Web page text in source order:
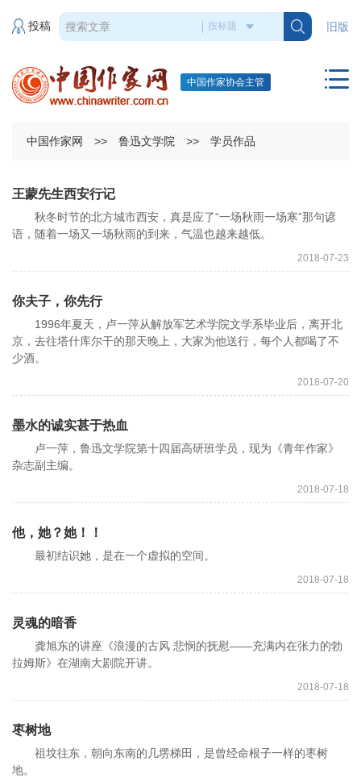
旧版
投稿
中国作家协会主管
中国作家网 >> 鲁迅文学院 >> 学员作品
王蒙先生西安行记
秋冬时节的北方城市西安，真是应了“一场秋雨一场寒”那句谚
语，随着一场又一场秋雨的到来，气温也越来越低。
2018-07-23
你夫子，你先行
1996年夏天，卢一萍从解放军艺术学院文学系毕业后，离开北
京，去往塔什库尔干的那天晚上，大家为他送行，每个人都喝了不
少酒。
2018-07-20
墨水的诚实甚于热血
卢一萍，鲁迅文学院第十四届高研班学员，现为《青年作家》
杂志副主编。
2018-07-18
他，她？她！！
最初结识她，是在一个虚拟的空间。
2018-07-18
灵魂的暗香
龚旭东的讲座《浪漫的古风 悲悯的抚慰——充满内在张力的勃
拉姆斯》在湖南大剧院开讲。
2018-07-18
枣树地
祖坟往东，朝向东南的几塄梯田，是曾经命根子一样的枣树
地。